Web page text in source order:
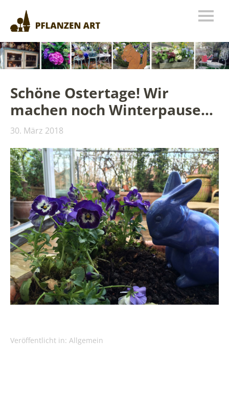
Schöne Ostertage! Wir
machen noch Winterpause…
30. März 2018
Veröffentlicht in: Allgemein